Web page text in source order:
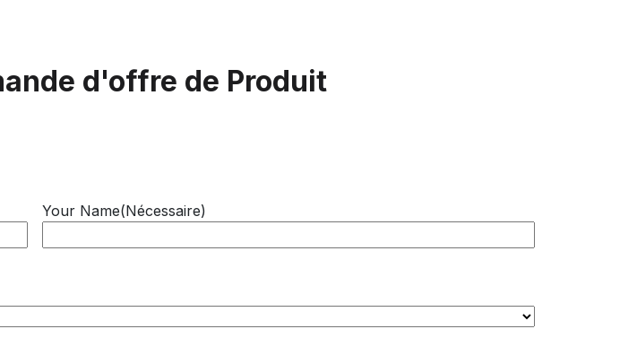
d'offre de Produit
Your Name(Nécessaire)